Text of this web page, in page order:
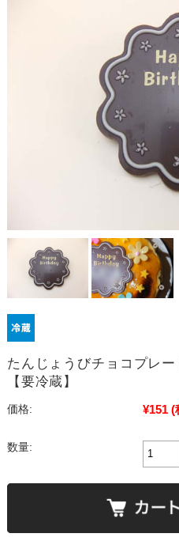
たんじょうびチョコプレ
【要冷蔵】
価格: ¥151 (
数量: